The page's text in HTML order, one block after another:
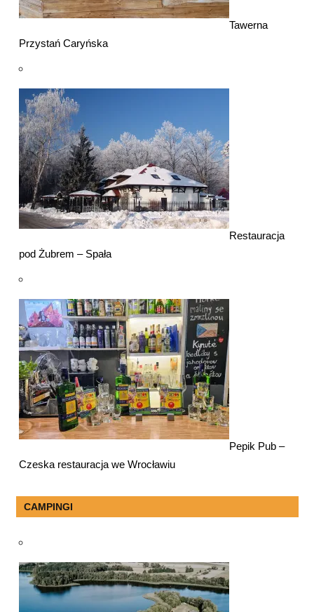
Tawerna
Przystań Caryńska
Restauracja
pod Żubrem – Spała
Pepik Pub –
Czeska restauracja we Wrocławiu
CAMPINGI